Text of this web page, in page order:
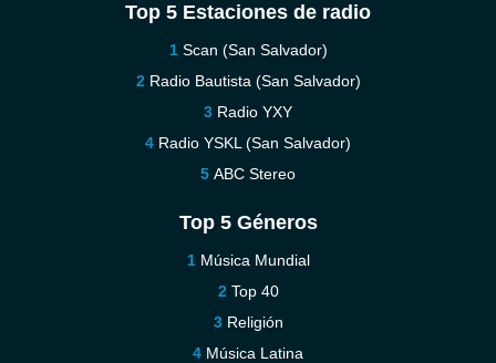
Top 5 Estaciones de radio
Scan (San Salvador)
Radio Bautista (San Salvador)
Radio YXY
Radio YSKL (San Salvador)
ABC Stereo
Top 5 Géneros
Música Mundial
Top 40
Religión
Música Latina